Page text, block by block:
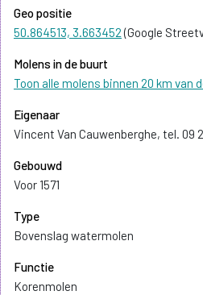
Geo positie
50.864513, 3.663452(Google
Molens in de buurt
Toon alle molens binnen 20 km van
Eigenaar
Vincent Van Cauwenberghe, tel. 09
Gebouwd
Voor 1571
Type
Bovenslag watermolen
Functie
Korenmolen